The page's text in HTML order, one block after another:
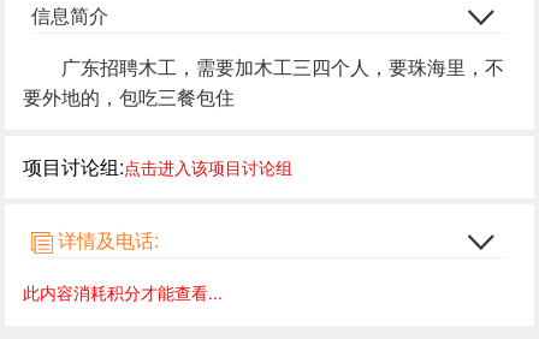
信息简介
广东招聘木工，需要加木工三四个人，要珠海里，不
要外地的，包吃三餐包住
项目讨论组:点击进入该项目讨论组
详情及电话:
此内容消耗积分才能查看...